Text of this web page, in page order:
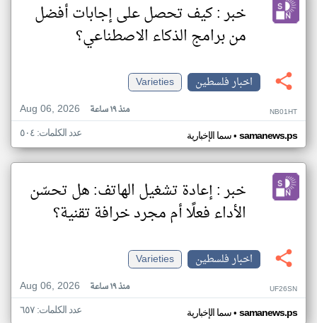
خبر : كيف تحصل على إجابات أفضل
من برامج الذكاء الاصطناعي؟
اخبار فلسطين
Varieties
Aug 06, 2026
منذ ١٩ ساعة NB01HT
سما الإخبارية• samanews.ps عدد الكلمات: ٥٠٤
خبر : إعادة تشغيل الهاتف: هل تحسّن
الأداء فعلًا أم مجرد خرافة تقنية؟
اخبار فلسطين
Varieties
Aug 06, 2026
منذ ١٩ ساعة UF26SN
سما الإخبارية• samanews.ps عدد الكلمات: ٦٥٧